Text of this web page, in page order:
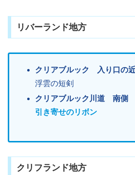
リバーランド地方
クリアブルック 入り口の
浮雲の短剣
クリアブルック川道 南側
引き寄せのリボン
クリフランド地方